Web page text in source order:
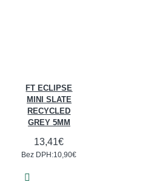
FT ECLIPSE
MINI SLATE
RECYCLED
GREY 5MM
13,41€
Bez DPH:10,90€